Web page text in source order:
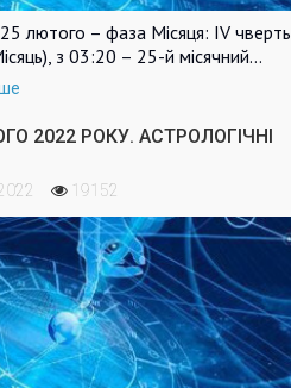
лютого – фаза Місяця: IV чверть
з 03:20 – 25-й місячний…
2022 РОКУ. АСТРОЛОГІЧНІ
19152